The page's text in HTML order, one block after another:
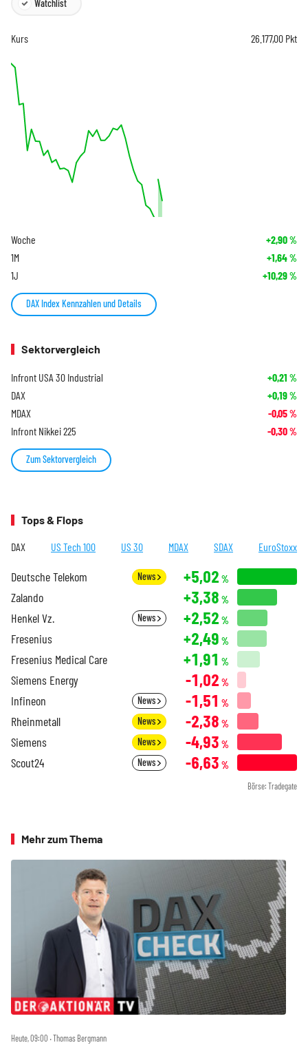
Watchlist
Kurs 26.177,00 Pkt
Woche +2,90%
1M +1,64%
1J +10,29%
DAX Index Kennzahlen und Details
Sektorvergleich
Infront USA 30 Industrial +0,21 %
DAX +0,19%
MDAX -0,05%
Infront Nikkei 225 -0,30%
Zum Sektorvergleich
Tops & Flops
DAX US Tech 100 US 30 MDAX SDAX EuroStoxx
Deutsche Telekom News +5,02 %
Zalando +3,38 %
Henkel Vz. News +2,52 %
Fresenius +2,49 %
Fresenius Medical Care +1,91 %
Siemens Energy -1,02 %
Infineon News -1,51 %
Rheinmetall News -2,38 %
Siemens News -4,93 %
Scout24 News -6,63 %
Börse: Tradegate
Mehr zum Thema
Heute, 09:00 ‧ Thomas Bergmann